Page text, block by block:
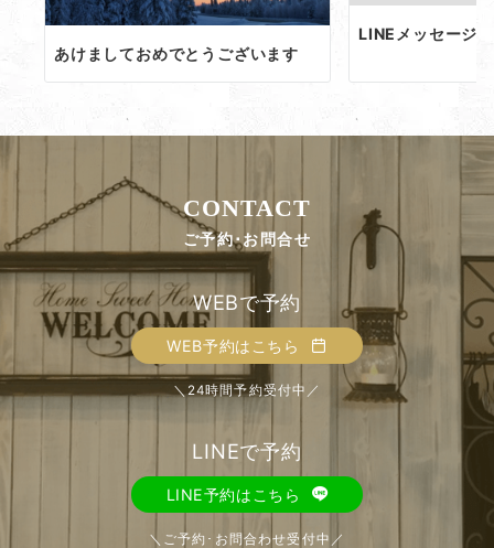
あけましておめでとうございます
LINEメッセージ
CONTACT
ご予約･お問合せ
WEBで予約
WEB予約はこちら
＼24時間予約受付中／
LINEで予約
LINE予約はこちら
＼ご予約･お問合わせ受付中／